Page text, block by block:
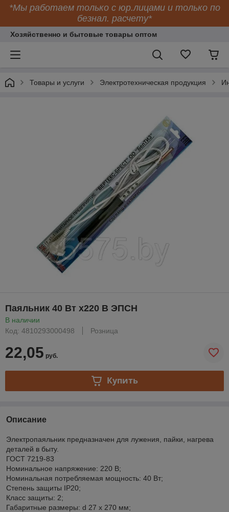
*Мы работаем только с юр.лицами и только по
безнал. расчету*
Хозяйственно и бытовые товары оптом
Товары и услуги Электротехническая продукция
Паяльник 40 Вт х220 В ЭПСН
В наличии
Код: 4810293000498
Розница
22,05 руб.
Купить
Описание
Электропаяльник предназначен для лужения, пайки, нагрева
деталей в быту.
ГОСТ 7219-83
Номинальное напряжение: 220 В;
Номинальная потребляемая мощность: 40 Вт;
Степень защиты IP20;
Класс защиты: 2;
Габаритные размеры: d 27 х 270 мм;